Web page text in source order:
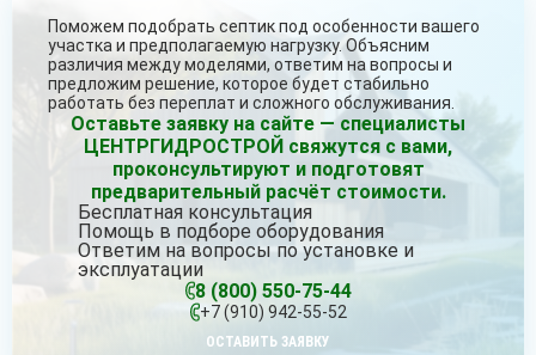
Поможем подобрать септик под особенности вашего
участка и предполагаемую нагрузку. Объясним
различия между моделями, ответим на вопросы и
предложим решение, которое будет стабильно
работать без переплат и сложного обслуживания.
Оставьте заявку на сайте — специалисты
ЦЕНТРГИДРОСТРОЙ свяжутся с вами,
проконсультируют и подготовят
предварительный расчёт стоимости.
Бесплатная консультация
Помощь в подборе оборудования
Ответим на вопросы по установке и
эксплуатации
8 (800) 550-75-44
+7 (910) 942-55-52
ОСТАВИТЬ ЗАЯВКУ